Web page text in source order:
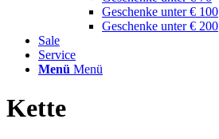
Geschenke unter € 100
Geschenke unter € 200
Sale
Service
Menü Menü
Kette